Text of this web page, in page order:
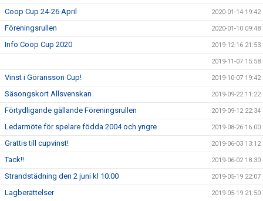
Coop Cup 24-26 April 2020-01-14 19:42
Föreningsrullen 2020-01-10 09:48
Info Coop Cup 2020 2019-12-16 21:53
2019-11-07 15:58
Vinst i Göransson Cup! 2019-10-07 19:42
Säsongskort Allsvenskan 2019-09-22 11:22
Förtydligande gällande Föreningsrullen 2019-09-12 22:34
Ledarmöte för spelare födda 2004 och yngre 2019-08-26 16:00
Grattis till cupvinst! 2019-06-03 13:12
Tack!! 2019-06-02 18:30
Strandstädning den 2 juni kl 10.00 2019-05-19 22:07
Lagberättelser 2019-05-19 21:50